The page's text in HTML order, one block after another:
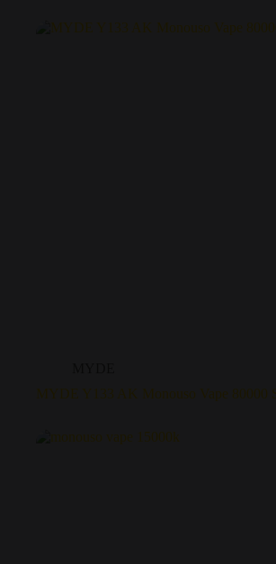
MYDE Y133 AK Monouso Vape 80000